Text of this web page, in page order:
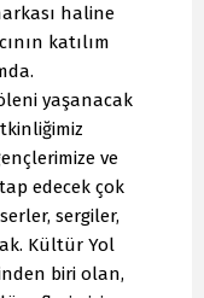
haline
katılım
yaşanacak
ve
edecek çok
sergiler,
Kültür Yol
biri olan,